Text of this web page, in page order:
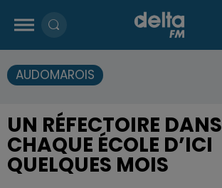
AUDOMAROIS
UN RÉFECTOIRE DANS
CHAQUE ÉCOLE D’ICI
QUELQUES MOIS